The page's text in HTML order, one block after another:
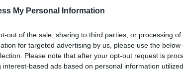
My Personal Information
out of the sale, sharing to third parties, or processing
for targeted advertising by us, please use the
Please note that after your opt-out request is
interest-based ads based on personal information
ont été identifiés comme cas contact.
dont trois adolescents. Selon les autorités, ils ne